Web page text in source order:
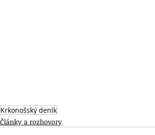
Krkonošský deník
Články a rozhovory